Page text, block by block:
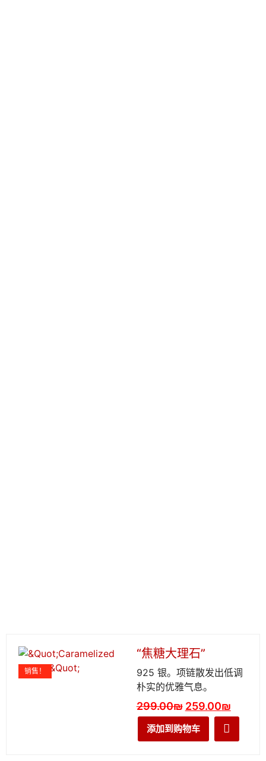
销售！
“焦糖大理石”
925 银。项链散发出低调
朴实的优雅气息。
299.00₪ 259.00₪
添加到购物车